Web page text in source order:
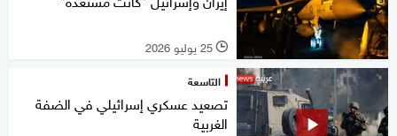
l 25 يوليو 2026
التاسعة
تصعيد عسكري إسرائيلي في الضفة
الغربية